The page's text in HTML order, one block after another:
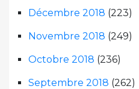
Décembre 2018 (223)
Novembre 2018 (249)
Octobre 2018 (236)
Septembre 2018 (262)